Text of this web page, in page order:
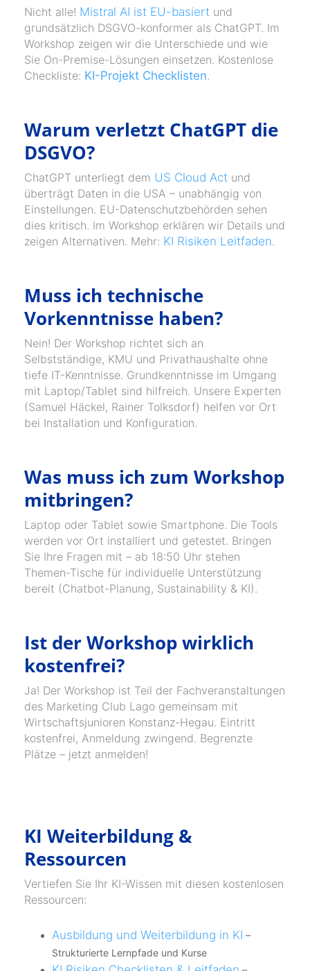
Nicht alle! Mistral AI ist EU-basiert und
grundsätzlich DSGVO-konformer als ChatGPT. Im
Workshop zeigen wir die Unterschiede und wie
Sie On-Premise-Lösungen einsetzen. Kostenlose
Checkliste: KI-Projekt Checklisten.
Warum verletzt ChatGPT die
DSGVO?
ChatGPT unterliegt dem US Cloud Act und
überträgt Daten in die USA – unabhängig von
Einstellungen. EU-Datenschutzbehörden sehen
dies kritisch. Im Workshop erklären wir Details und
zeigen Alternativen. Mehr: KI Risiken Leitfaden.
Muss ich technische
Vorkenntnisse haben?
Nein! Der Workshop richtet sich an
Selbstständige, KMU und Privathaushalte ohne
tiefe IT-Kenntnisse. Grundkenntnisse im Umgang
mit Laptop/Tablet sind hilfreich. Unsere Experten
(Samuel Häckel, Rainer Tolksdorf) helfen vor Ort
bei Installation und Konfiguration.
Was muss ich zum Workshop
mitbringen?
Laptop oder Tablet sowie Smartphone. Die Tools
werden vor Ort installiert und getestet. Bringen
Sie Ihre Fragen mit – ab 18:50 Uhr stehen
Themen-Tische für individuelle Unterstützung
bereit (Chatbot-Planung, Sustainability & KI).
Ist der Workshop wirklich
kostenfrei?
Ja! Der Workshop ist Teil der Fachveranstaltungen
des Marketing Club Lago gemeinsam mit
Wirtschaftsjunioren Konstanz-Hegau. Eintritt
kostenfrei, Anmeldung zwingend. Begrenzte
Plätze – jetzt anmelden!
KI Weiterbildung &
Ressourcen
Vertiefen Sie Ihr KI-Wissen mit diesen kostenlosen
Ressourcen:
Ausbildung und Weiterbildung in KI –
Strukturierte Lernpfade und Kurse